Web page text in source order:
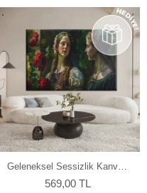
Geleneksel Sessizlik Kanvas
Tablo
569,00 TL